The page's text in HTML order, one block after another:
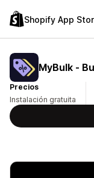
Shopify App
MyBulk ‑
Precios
Instalación gratuita